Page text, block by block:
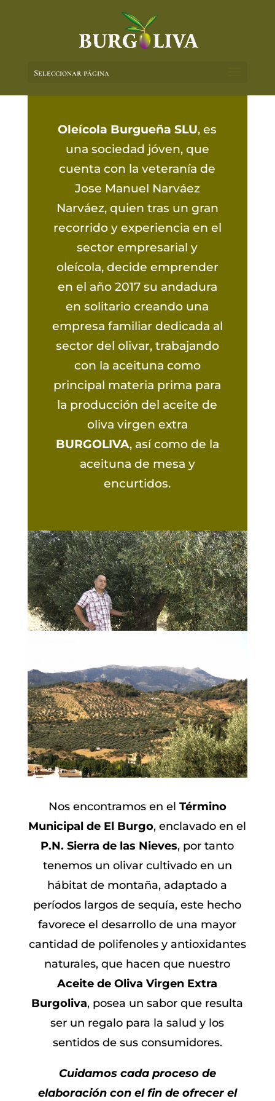
Seleccionar página
Oleícola Burgueña SLU, es
una sociedad jóven, que
cuenta con la veteranía de
Jose Manuel Narváez
Narváez, quien tras un gran
recorrido y experiencia en el
sector empresarial y
oleícola, decide emprender
en el año 2017 su andadura
en solitario creando una
empresa familiar dedicada al
sector del olivar, trabajando
con la aceituna como
principal materia prima para
la producción del aceite de
oliva virgen extra
BURGOLIVA, así como de la
aceituna de mesa y
encurtidos.
Nos encontramos en el Término
Municipal de El Burgo, enclavado en el
P.N. Sierra de las Nieves, por tanto
tenemos un olivar cultivado en un
hábitat de montaña, adaptado a
períodos largos de sequía, este hecho
favorece el desarrollo de una mayor
cantidad de polifenoles y antioxidantes
naturales, que hacen que nuestro
Aceite de Oliva Virgen Extra
Burgoliva, posea un sabor que resulta
ser un regalo para la salud y los
sentidos de sus consumidores.
Cuidamos cada proceso de
elaboración con el fin de ofrecer el